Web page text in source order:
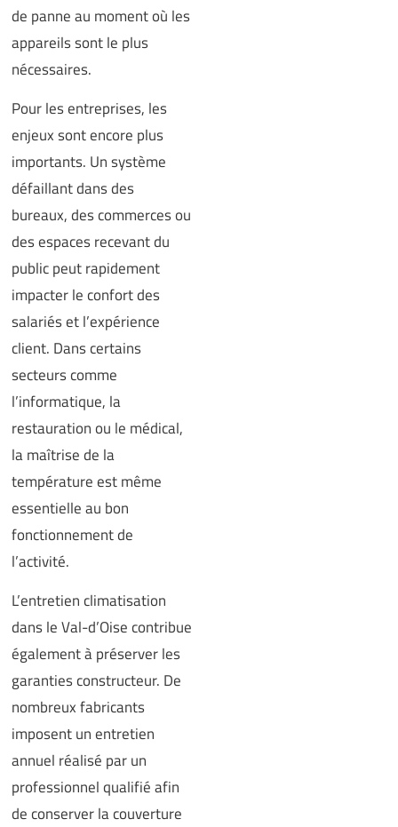
de panne au moment où les
appareils sont le plus
nécessaires.
Pour les entreprises, les
enjeux sont encore plus
importants. Un système
défaillant dans des
bureaux, des commerces ou
des espaces recevant du
public peut rapidement
impacter le confort des
salariés et l’expérience
client. Dans certains
secteurs comme
l’informatique, la
restauration ou le médical,
la maîtrise de la
température est même
essentielle au bon
fonctionnement de
l’activité.
L’entretien climatisation
dans le Val-d’Oise contribue
également à préserver les
garanties constructeur. De
nombreux fabricants
imposent un entretien
annuel réalisé par un
professionnel qualifié afin
de conserver la couverture